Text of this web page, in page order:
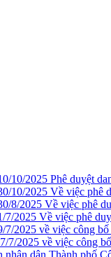
2025 Phê duyệt
10/2025 Về việc phê
8/2025 Về việc phê
2025 Về việc phê
2025 về việc công
2025 về việc công
nhân dân Thành phố